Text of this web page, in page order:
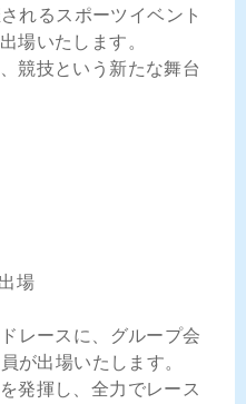
れるスポーツイベント
場いたします。
競技という新たな舞台
場
レースに、グループ会
が出場いたします。
発揮し、全力でレース